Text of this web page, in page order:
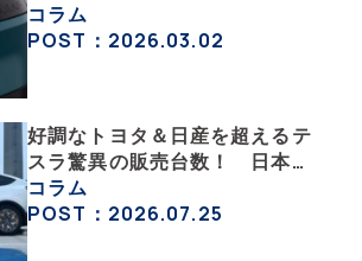
グレード「B5」の中身を詳細
チェックした
コラム
POST：2026.03.02
好調なトヨタ＆日産を超えるテ
スラ驚異の販売台数！ 日本の
EV市場はますます拡大
コラム
POST：2026.07.25